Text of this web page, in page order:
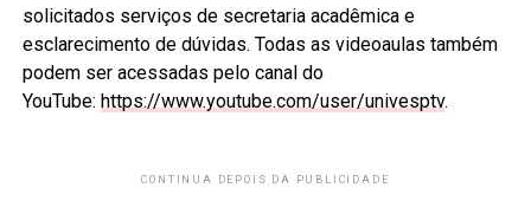
solicitados serviços de secretaria acadêmica e
esclarecimento de dúvidas. Todas as videoaulas também
podem ser acessadas pelo canal do
YouTube: https://www.youtube.com/user/univesptv.
CONTINUA DEPOIS DA PUBLICIDADE